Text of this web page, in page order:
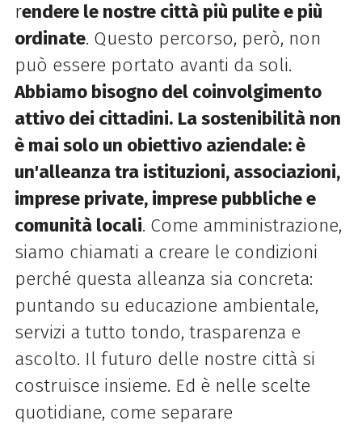
rendere le nostre città più pulite e più
ordinate. Questo percorso, però, non
può essere portato avanti da soli.
Abbiamo bisogno del coinvolgimento
attivo dei cittadini. La sostenibilità non
è mai solo un obiettivo aziendale: è
un'alleanza tra istituzioni, associazioni,
imprese private, imprese pubbliche e
comunità locali. Come amministrazione,
siamo chiamati a creare le condizioni
perché questa alleanza sia concreta:
puntando su educazione ambientale,
servizi a tutto tondo, trasparenza e
ascolto. Il futuro delle nostre città si
costruisce insieme. Ed è nelle scelte
quotidiane, come separare